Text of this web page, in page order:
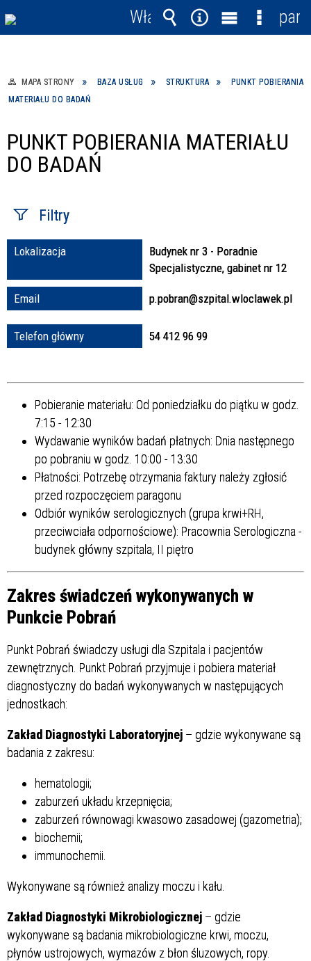
MAPA STRONY BAZA USŁUG STRUKTURA
PUNKT POBIERANIA
MATERIAŁU DO BADAŃ
PUNKT POBIERANIA MATERIAŁU
DO BADAŃ
Filtry
Fraza / imię,
Struktura
Personel
Lokalizacja
Budynek nr 3 - Poradnie
Specjalistyczne, gabinet nr 12
Email p.pobran@szpital.wloclawek.pl
Telefon główny 54 412 96 99
Pobieranie materiału: Od poniedziałku do piątku w godz.
7:15 - 12:30
Wydawanie wyników badań płatnych: Dnia następnego
po pobraniu w godz. 10:00 - 13:30
Płatności: Potrzebę otrzymania faktury należy zgłosić
przed rozpoczęciem paragonu
Odbiór wyników serologicznych (grupa krwi+RH,
przeciwciała odpornościowe): Pracownia Serologiczna -
budynek główny szpitala, II piętro
Zakres świadczeń wykonywanych w
Punkcie Pobrań
Punkt Pobrań świadczy usługi dla Szpitala i pacjentów
zewnętrznych. Punkt Pobrań przyjmuje i pobiera materiał
diagnostyczny do badań wykonywanych w następujących
jednostkach:
Zakład Diagnostyki Laboratoryjnej – gdzie wykonywane są
badania z zakresu:
hematologii;
zaburzeń układu krzepnięcia;
zaburzeń równowagi kwasowo zasadowej (gazometria);
biochemii;
immunochemii.
Wykonywane są również analizy moczu i kału.
Zakład Diagnostyki Mikrobiologicznej – gdzie
wykonywane są badania mikrobiologiczne krwi, moczu,
płynów ustrojowych, wymazów z błon śluzowych, ropy.
Włącz
powiadomienia
Wyszukiwarka
Narzędzia
MenuMenu